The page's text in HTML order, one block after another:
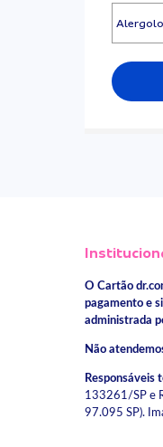
O Cartão
pagamento e
administrada
Não
Responsáveis
133261/SP e
97.095 SP).